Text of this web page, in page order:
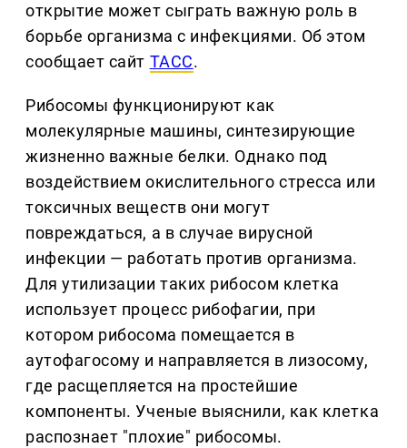
открытие может сыграть важную роль в
борьбе организма с инфекциями. Об этом
сообщает сайт ТАСС.
Рибосомы функционируют как
молекулярные машины, синтезирующие
жизненно важные белки. Однако под
воздействием окислительного стресса или
токсичных веществ они могут
повреждаться, а в случае вирусной
инфекции — работать против организма.
Для утилизации таких рибосом клетка
использует процесс рибофагии, при
котором рибосома помещается в
аутофагосому и направляется в лизосому,
где расщепляется на простейшие
компоненты. Ученые выяснили, как клетка
распознает "плохие" рибосомы.